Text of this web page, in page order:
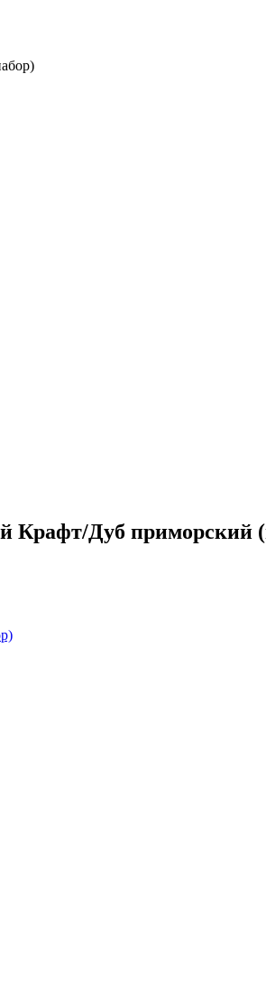
Крафт/Дуб приморский